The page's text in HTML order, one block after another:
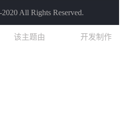
All Rights Reserved.
该主题由 开发制作